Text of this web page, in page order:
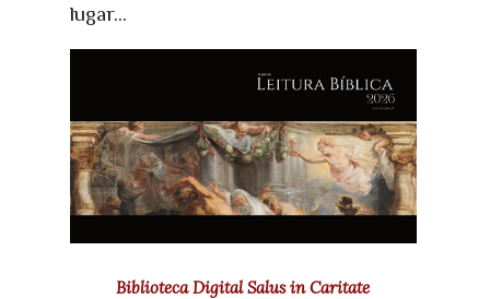
lugar...
Biblioteca Digital Salus in Caritate